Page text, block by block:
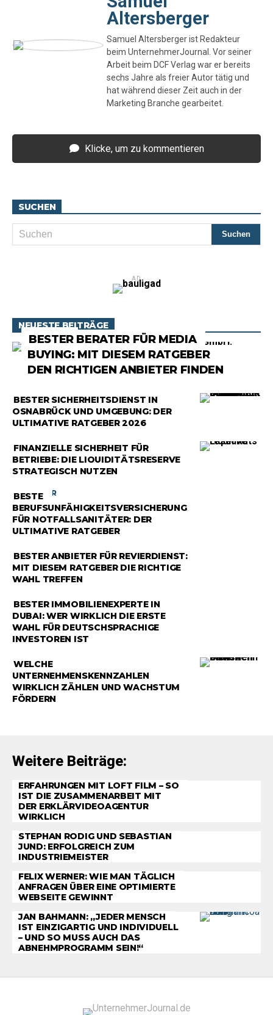
Altersberger
Samuel Altersberger ist Redakteur
beim UnternehmerJournal. Vor seiner
Arbeit beim DCF Verlag war er bereits
sechs Jahre als freier Autor tätig und
hat während dieser Zeit auch in der
Marketing Branche gearbeitet.
Klicke, um zu kommentieren
SUCHEN
AD
NEUESTE BEITRÄGE
BESTER BERATER FÜR MEDIA
BUYING: MIT DIESEM RATGEBER
DEN RICHTIGEN ANBIETER FINDEN
RATGEBER
BESTER SICHERHEITSDIENST IN
OSNABRÜCK UND UMGEBUNG: DER
ULTIMATIVE RATGEBER 2026
RATGEBER
FINANZIELLE SICHERHEIT FÜR
BETRIEBE: DIE LIQUIDITÄTSRESERVE
STRATEGISCH NUTZEN
RATGEBER
BESTE
BERUFSUNFÄHIGKEITSVERSICHERUNG
FÜR NOTFALLSANITÄTER: DER
ULTIMATIVE RATGEBER
RATGEBER
BESTER ANBIETER FÜR REVIERDIENST:
MIT DIESEM RATGEBER DIE RICHTIGE
WAHL TREFFEN
RATGEBER
BESTER IMMOBILIENEXPERTE IN
DUBAI: WER WIRKLICH DIE ERSTE
WAHL FÜR DEUTSCHSPRACHIGE
INVESTOREN IST
RATGEBER
WELCHE
UNTERNEHMENSKENNZAHLEN
WIRKLICH ZÄHLEN UND WACHSTUM
FÖRDERN
Weitere Beiträge:
ERFAHRUNGEN MIT LOFT FILM – SO
IST DIE ZUSAMMENARBEIT MIT
DER ERKLÄRVIDEOAGENTUR
WIRKLICH
STEPHAN RODIG UND SEBASTIAN
JUND: ERFOLGREICH ZUM
INDUSTRIEMEISTER
FELIX WERNER: WIE MAN TÄGLICH
ANFRAGEN ÜBER EINE OPTIMIERTE
WEBSEITE GEWINNT
JAN BAHMANN: „JEDER MENSCH
IST EINZIGARTIG UND INDIVIDUELL
– UND SO MUSS AUCH DAS
ABNEHMPROGRAMM SEIN!“